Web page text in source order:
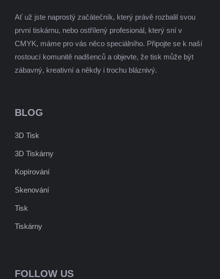
Ať už jste naprostý začátečník, který právě rozbalil svou
první tiskárnu, nebo ostřílený profesionál, který sní v
CMYK, máme pro vás něco speciálního. Připojte se k naší
rostoucí komunitě nadšenců a objevte, že tisk může být
zábavný, kreativní a někdy i trochu bláznivý.
BLOG
3D Tisk
3D Tiskárny
Kopírování
Skenování
Tisk
Tiskárny
FOLLOW US